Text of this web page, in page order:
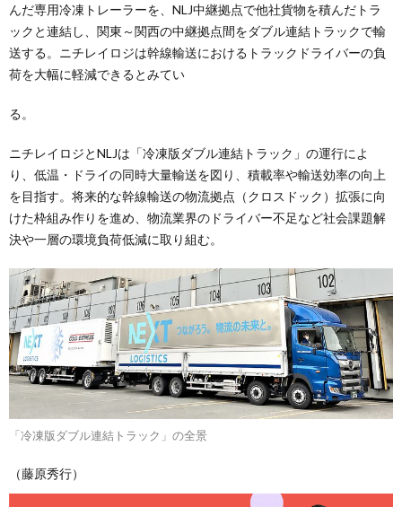
んだ専用冷凍トレーラーを、NLJ中継拠点で他社貨物を積んだトラ
ックと連結し、関東～関西の中継拠点間をダブル連結トラックで輸
送する。ニチレイロジは幹線輸送におけるトラックドライバーの負
荷を大幅に軽減できるとみてい
る。
ニチレイロジとNLJは「冷凍版ダブル連結トラック」の運行によ
り、低温・ドライの同時大量輸送を図り、積載率や輸送効率の向上
を目指す。将来的な幹線輸送の物流拠点（クロスドック）拡張に向
けた枠組み作りを進め、物流業界のドライバー不足など社会課題解
決や一層の環境負荷低減に取り組む。
「冷凍版ダブル連結トラック」の全景
（藤原秀行）